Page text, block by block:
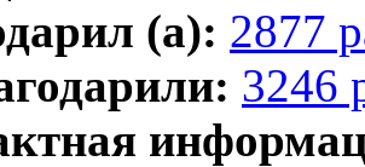
(а): 2877
3246